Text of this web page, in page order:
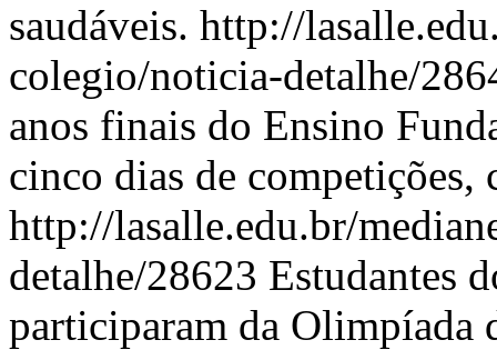
saudáveis. http://
colegio/noticia-detalhe/
anos finais do Ensino
cinco dias de
http://lasalle.edu.br/
detalhe/28623 Estudantes
participaram da Olimpíada